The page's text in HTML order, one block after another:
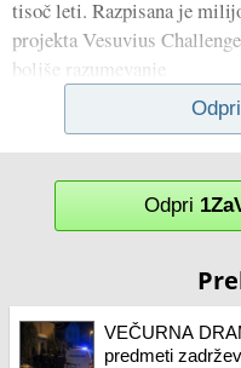
tisoč leti. Razpisana je
projekta Vesuvius
boljše razumevanje
Odpri
VEČURNA
predmeti